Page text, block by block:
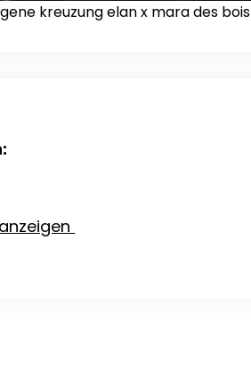
kreuzung elan x mara des bois